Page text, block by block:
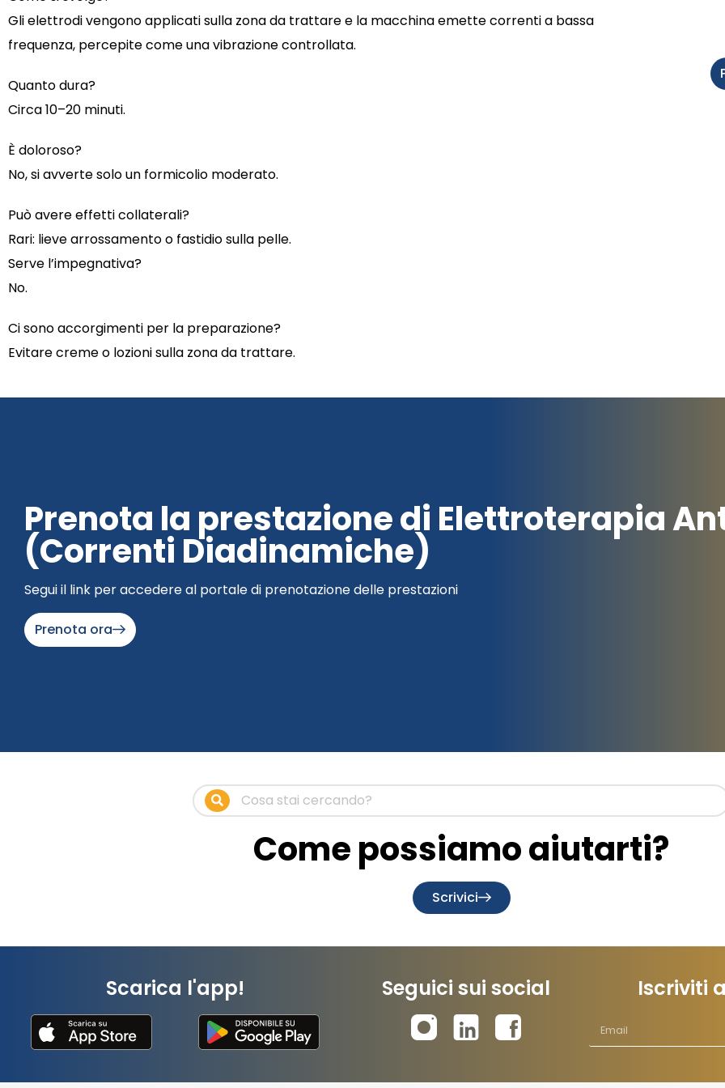
Gli elettrodi vengono applicati sulla zona da trattare e la macchina emette correnti a bassa
frequenza, percepite come una vibrazione controllata.
Quanto dura?
Circa 10–20 minuti.
È doloroso?
No, si avverte solo un formicolio moderato.
Può avere effetti collaterali?
Rari: lieve arrossamento o fastidio sulla pelle.
Serve l’impegnativa?
No.
Ci sono accorgimenti per la preparazione?
Evitare creme o lozioni sulla zona da trattare.
Prenota la prestazione di Elettroterapia
(Correnti Diadinamiche)
Segui il link per accedere al portale di prenotazione delle prestazioni
Prenota ora
Come possiamo aiutarti?
Scrivici
Scarica l'app! Seguici sui social Iscriviti